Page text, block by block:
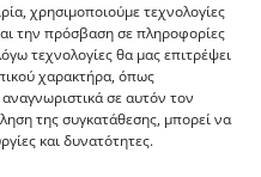
χρησιμοποιούμε τεχνολογίες
την πρόσβαση σε πληροφορίες
τεχνολογίες θα μας επιτρέψει
χαρακτήρα, όπως
σε αυτόν τον
της συγκατάθεσης, μπορεί να
και δυνατότητες.